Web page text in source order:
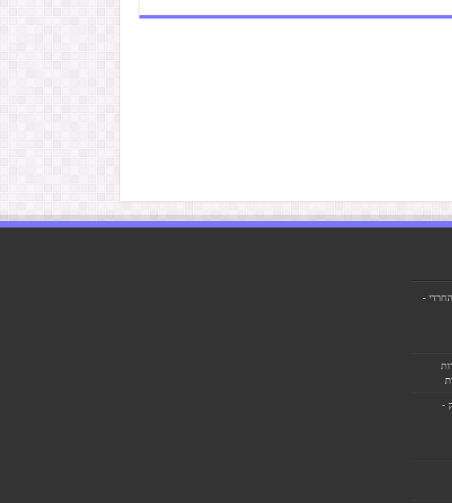
-
-